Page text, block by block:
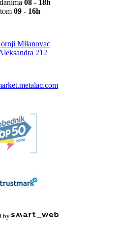
08 - 18h
09 - 16h
Milanovac
212
by